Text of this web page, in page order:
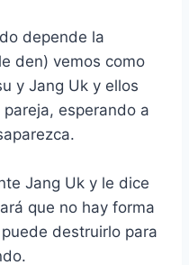
depende la
den) vemos como
y Jang Uk y ellos
esperando a
Jang Uk y le dice
que no hay forma
destruirlo para